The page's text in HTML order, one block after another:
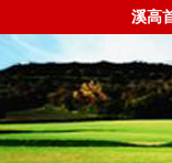
溪高